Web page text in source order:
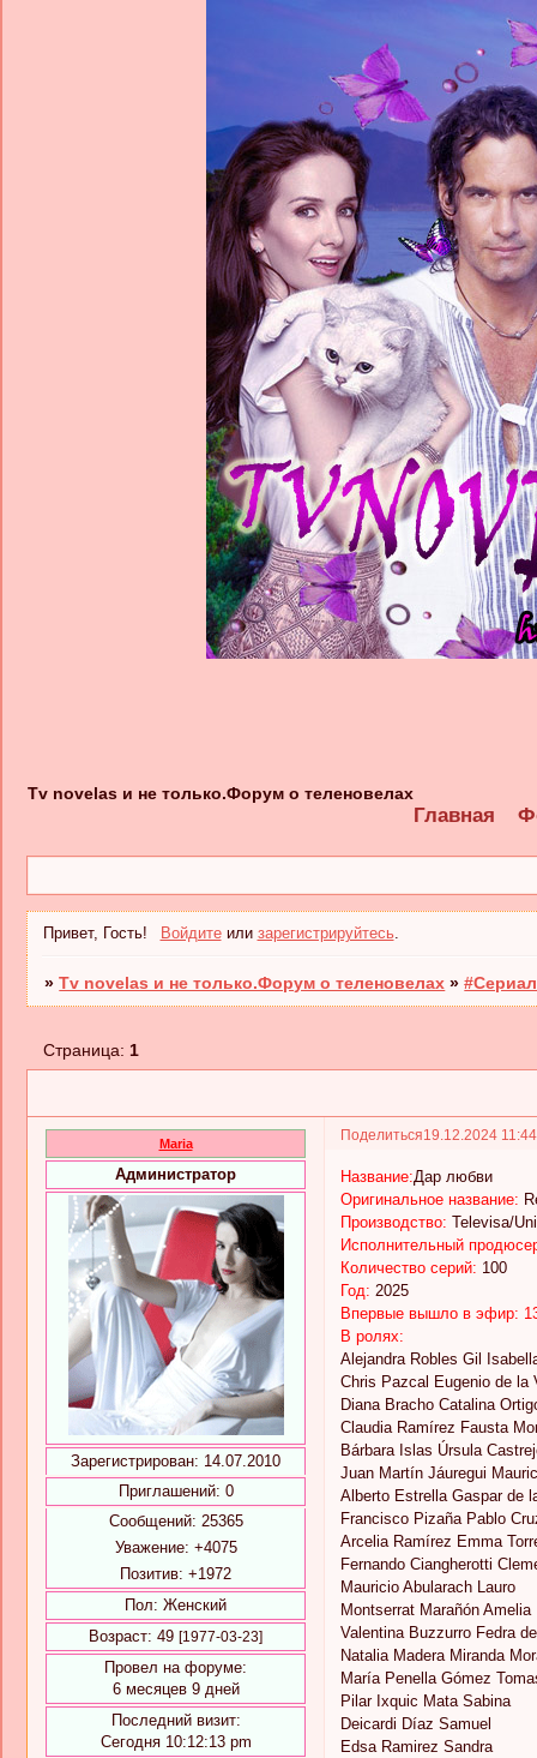
Tv novelas и не только.Форум о теленовелах
Главная
Привет, Гость! Войдитеили зарегистрируйтесь.
»Tv novelas и не только.Форум о теленовелах »
Страница:1
Поделиться19.12.2024
Maria
Администратор
Зарегистрирован: 14.07.2010
Приглашений: 0
Сообщений: 25365
Уважение: +4075
Позитив: +1972
Пол: Женский
Возраст: 49 [1977-03-23]
Провел на форуме:
6 месяцев 9 дней
Последний визит:
Сегодня 10:12:13 pm
Название:Дар любви
Оригинальное название:
Производство: Televisa/
Исполнительный
Количество серий: 100
Год: 2025
Впервые вышло в эфир:
В ролях:
Alejandra Robles Gil
Chris Pazcal Eugenio de la
Diana Bracho Catalina
Claudia Ramírez Fausta
Bárbara Islas Úrsula
Juan Martín Jáuregui
Alberto Estrella Gaspar de
Francisco Pizaña Pablo
Arcelia Ramírez Emma
Fernando Ciangherotti
Mauricio Abularach Lauro
Montserrat Marañón Amelia
Valentina Buzzurro Fedra
Natalia Madera Miranda
María Penella Gómez
Pilar Ixquic Mata Sabina
Deicardi Díaz Samuel
Edsa Ramirez Sandra